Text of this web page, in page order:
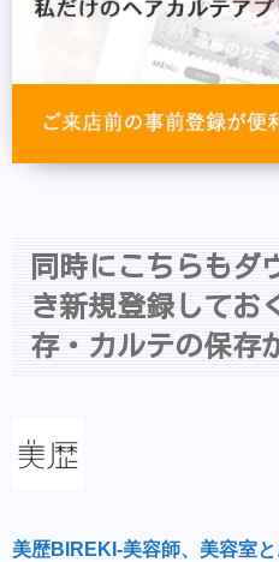
同時にこちらもダ
き新規登録してお
存・カルテの保存
美歴BIREKI-美容師、美容室